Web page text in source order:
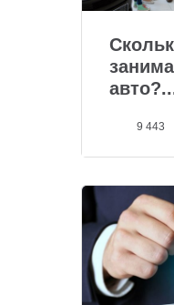
9 443